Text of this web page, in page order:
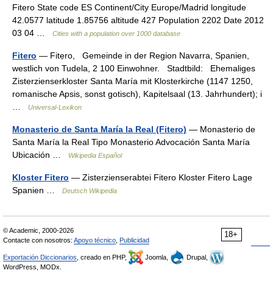
Fitero State code ES Continent/City Europe/Madrid longitude
42.0577 latitude 1.85756 altitude 427 Population 2202 Date 2012
03 04 …
Cities with a population over 1000 database
Fitero — Fitẹro, Gemeinde in der Region Navarra, Spanien,
westlich von Tudela, 2 100 Einwohner. Stadtbild: Ehemaliges
Zisterzienserkloster Santa María mit Klosterkirche (1147 1250,
romanische Apsis, sonst gotisch), Kapitelsaal (13. Jahrhundert); i
Universal-Lexikon
Monasterio de Santa María la Real (Fitero) — Monasterio de
Santa María la Real Tipo Monasterio Advocación Santa María
Ubicación …
Wikipedia Español
Kloster Fitero — Zisterzienserabtei Fitero Kloster Fitero Lage
Spanien …
Deutsch Wikipedia
18+
© Academic, 2000-2026
Contacte con nosotros: Apoyo técnico Publicidad
Exportación Diccionarios , creado en PHP, Joomla,
Drupal,
WordPress, MODx.